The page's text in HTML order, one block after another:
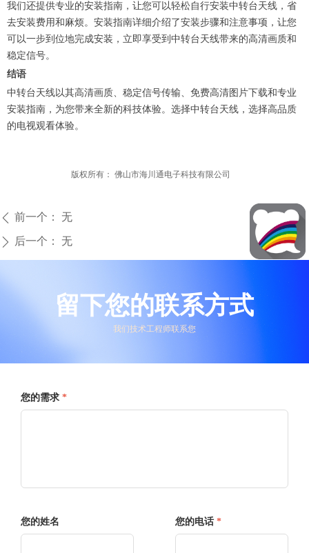
我们还提供专业的安装指南，让您可以轻松自行安装中转台天线，省
去安装费用和麻烦。安装指南详细介绍了安装步骤和注意事项，让您
可以一步到位地完成安装，立即享受到中转台天线带来的高清画质和
稳定信号。
结语
中转台天线以其高清画质、稳定信号传输、免费高清图片下载和专业
安装指南，为您带来全新的科技体验。选择中转台天线，选择高品质
的电视观看体验。
ꄴ 前一个： 无
ꄲ 后一个： 无
留下您的联系方式
我们技术工程师联系您
您的需求 *
您的姓名 您的电话 *
版权所有： 佛山市海川通电子科技有限公司